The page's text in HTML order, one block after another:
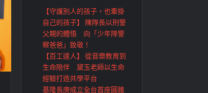
【守護別人的孩子，也牽掛
自己的孩子】 陳隊長以刑警
父親的體悟 向「少年隊警
察爸爸」致敬！
【百工達人】 從音樂教育到
生命陪伴 黛玉老師以生命
經驗打造共學平台
基隆長庚成立全台首座圓錐